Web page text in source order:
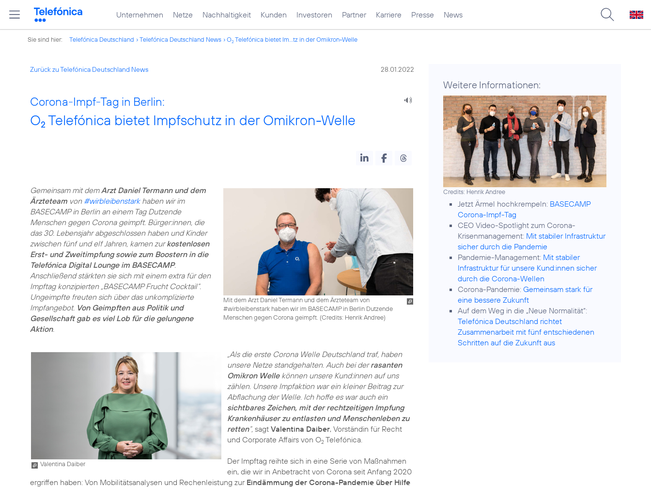
Unternehmen Netze Nachhaltigkeit Kunden Investoren Partner Karriere Presse News
Sie sind hier: Telefónica Deutschland Telefónica Deutschland News O2Telefónica bietet Im...tz in der Omikron-Welle
Zurück zu Telefónica Deutschland News 28.01.2022
Corona-Impf-Tag in Berlin:
O2 Telefónica bietet Impfschutz in der Omikron-Welle
Mit dem Arzt Daniel Termann und dem Ärzteteam von
#wirbleibenstark haben wir im BASECAMP in Berlin Dutzende
Menschen gegen Corona geimpft. (Credits: Henrik Andree)
Gemeinsam mit demArzt Daniel Termann und dem
Ärzteteam von #wirbleibenstarkhaben wir im
BASECAMP in Berlin an einem Tag Dutzende
Menschen gegen Corona geimpft. Bürger:innen, die
das 30. Lebensjahr abgeschlossen haben und Kinder
zwischen fünf und elf Jahren, kamen zurkostenlosen
Erst- und Zweitimpfung sowie zum Boostern in die
Telefónica Digital Lounge im BASECAMP.
Anschließend stärkten sie sich mit einem extra für den
Impftag konzipierten „BASECAMP Frucht Cocktail“.
Ungeimpfte freuten sich über das unkomplizierte
Impfangebot. Von Geimpften aus Politik und
Gesellschaft gab es viel Lob für die gelungene
Aktion.
Valentina Daiber
„Als die erste Corona Welle Deutschland traf, haben
unsere Netze standgehalten. Auch bei derrasanten
Omikron Wellekönnen unsere Kund:innen auf uns
zählen. Unsere Impfaktion war ein kleiner Beitrag zur
Abflachung der Welle. Ich hoffe es war auch ein
sichtbares Zeichen, mit der rechtzeitigen Impfung
Krankenhäuser zu entlasten und Menschenleben zu
retten“,sagt Valentina Daiber, Vorständin für Recht
und Corporate Affairs von O2Telefónica.
Der Impftag reihte sich in eine Serie von Maßnahmen
ein, die wir in Anbetracht von Corona seit Anfang 2020
ergriffen haben: Von Mobilitätsanalysen und Rechenleistung zur Eindämmung der Corona-Pandemie über Hilfe
Weitere Informationen:
Credits: Henrik Andree
Jetzt Ärmel hochkrempeln: BASECAMP
Corona-Impf-Tag
CEO Video-Spotlight zum Corona-
Krisenmanagement: Mit stabiler Infrastruktur
sicher durch die Pandemie
Pandemie-Management: Mit stabiler
Infrastruktur für unsere Kund:innen sicher
durch die Corona-Wellen
Corona-Pandemie:Gemeinsam stark für
eine bessere Zukunft
Auf dem Weg in die „Neue Normalität“:
Telefónica Deutschland richtet
Zusammenarbeit mit fünf entschiedenen
Schritten auf die Zukunft aus